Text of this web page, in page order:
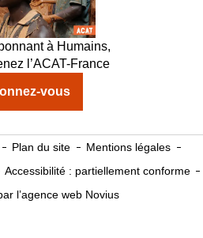
à Humains,
l’ACAT-France
vous
Plan du site
Mentions légales
Accessibilité : partiellement conforme
l’agence web Novius